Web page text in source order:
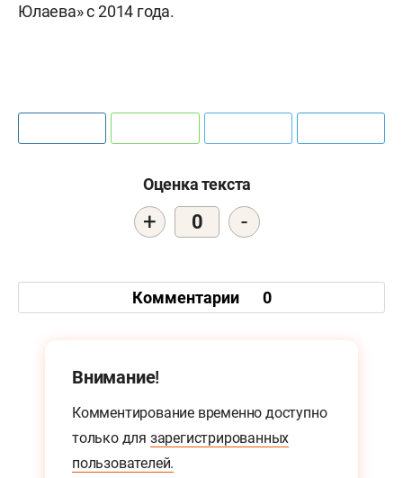
Юлаева» с 2014 года.
Оценка текста
+ 0 -
Комментарии 0
Внимание!
Комментирование временно доступно
только для зарегистрированных
пользователей.